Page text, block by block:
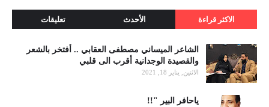
الاكثر قراءة الأحدث تعليقات
الشاعر الميساني مصطفى العقابي .. أفتخر بالشعر
والقصيدة الوجدانية أقرب الى قلبي
الاثنين, يناير 18, 2021
ياحافر البير "!!